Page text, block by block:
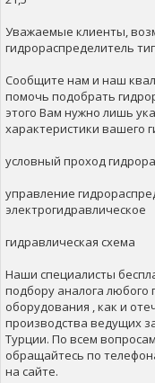
Уважаемые клиенты,
гидрораспределитель
Сообщите нам и наш
помочь подобрать
этого Вам нужно лишь
характеристики вашего
условный проход
управление
электрогидравлическое
гидравлическая схема
Наши специалисты
подбору аналога любого
оборудования , как и
производства ведущих
Турции. По всем
обращайтесь по
на сайте.